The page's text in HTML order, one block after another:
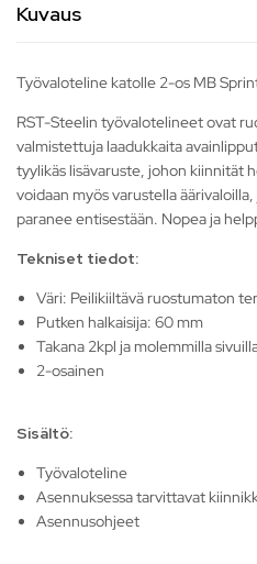
Kuvaus
Työvaloteline katolle 2-os MB
RST-Steelin työvalotelineet ovat
valmistettuja laadukkaita
tyylikäs lisävaruste, johon kiinnität
voidaan myös varustella
paranee entisestään. Nopea ja
Tekniset tiedot:
Väri: Peilikiiltävä ruostumaton
Putken halkaisija: 60 mm
Takana 2kpl ja molemmilla
2-osainen
Sisältö:
Työvaloteline
Asennuksessa tarvittavat
Asennusohjeet